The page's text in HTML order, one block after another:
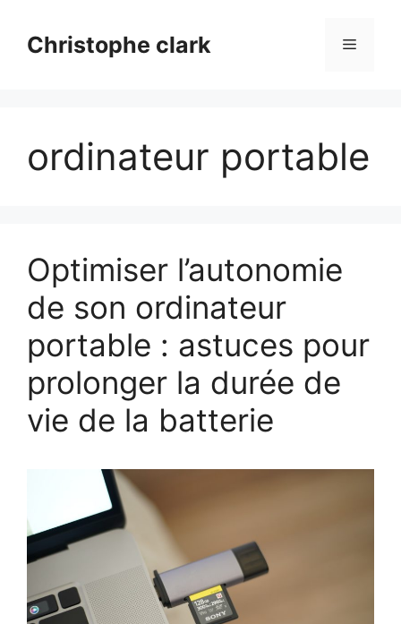
contenuChristophe clark Menu
ordinateur portable
Optimiser l’autonomie
de son ordinateur
portable : astuces pour
prolonger la durée de
vie de la batterie